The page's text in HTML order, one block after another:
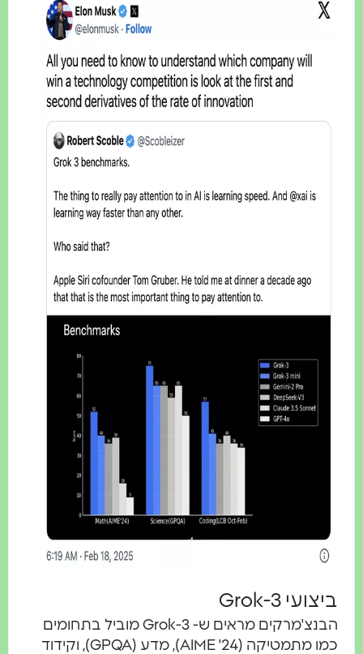
ביצועי Grok-3
הבנצ'מרקים מראים ש- Grok-3 מוביל בתחומים
כמו מתמטיקה (AIME '24), מדע (GPQA), וקידוד